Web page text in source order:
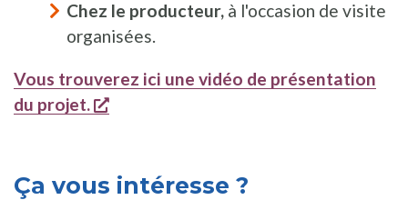
Chez le producteur,à l'occasion de visite
organisées.
Vous trouverez ici une vidéo de présentation
du projet.
s'ouvre dans une nouvelle fenêtre
Ça vous intéresse ?